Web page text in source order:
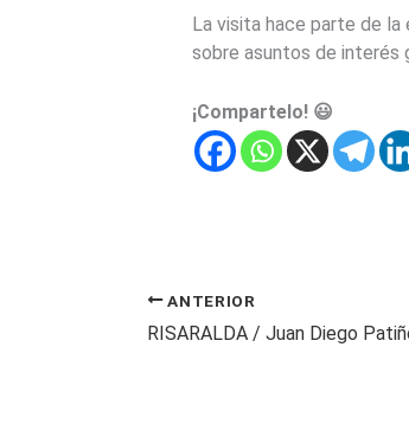
La visita hace parte de
sobre asuntos de interés
¡Compartelo! 😃
ANTERIOR